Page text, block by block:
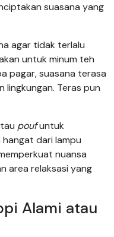
suasana yang
agar tidak terlalu
untuk minum teh
pagar, suasana terasa
Teras pun
poufuntuk
dari lampu
nuansa
area relaksasi yang
Alami atau